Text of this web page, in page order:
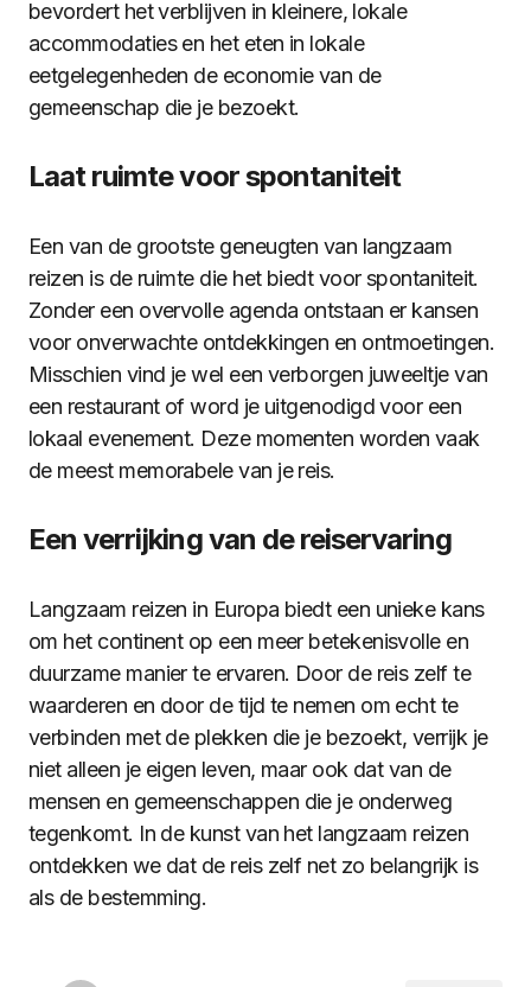
bevordert het verblijven in kleinere, lokale
accommodaties en het eten in lokale
eetgelegenheden de economie van de
gemeenschap die je bezoekt.
Laat ruimte voor spontaniteit
Een van de grootste geneugten van langzaam
reizen is de ruimte die het biedt voor spontaniteit.
Zonder een overvolle agenda ontstaan er kansen
voor onverwachte ontdekkingen en ontmoetingen.
Misschien vind je wel een verborgen juweeltje van
een restaurant of word je uitgenodigd voor een
lokaal evenement. Deze momenten worden vaak
de meest memorabele van je reis.
Een verrijking van de reiservaring
Langzaam reizen in Europa biedt een unieke kans
om het continent op een meer betekenisvolle en
duurzame manier te ervaren. Door de reis zelf te
waarderen en door de tijd te nemen om echt te
verbinden met de plekken die je bezoekt, verrijk je
niet alleen je eigen leven, maar ook dat van de
mensen en gemeenschappen die je onderweg
tegenkomt. In de kunst van het langzaam reizen
ontdekken we dat de reis zelf net zo belangrijk is
als de bestemming.